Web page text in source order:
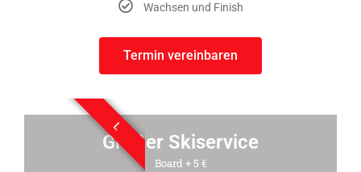
Wachsen und Finish
Termin vereinbaren
L
Großer Skiservice
Board + 5 €